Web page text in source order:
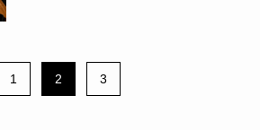
1 2 3